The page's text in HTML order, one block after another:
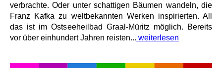
verbrachte. Oder unter schattigen Bäumen wandeln, die
Franz Kafka zu weltbekannten Werken inspirierten. All
das ist im Ostseeheilbad Graal-Müritz möglich. Bereits
vor über einhundert Jahren reisten... weiterlesen